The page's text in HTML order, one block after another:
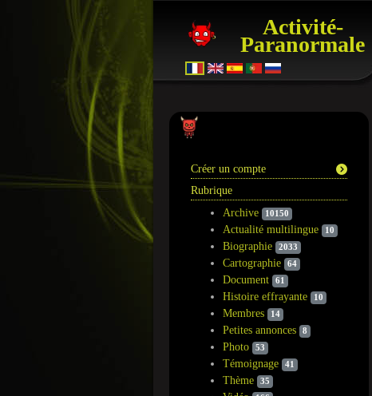
Activité-
Paranormale
Créer un compte
Rubrique
Archive
10150
Actualité multilingue 10
Biographie 2033
Cartographie 64
Document 61
Histoire effrayante 10
Membres 14
Petites annonces 8
Photo 53
Témoignage 41
Thème 35